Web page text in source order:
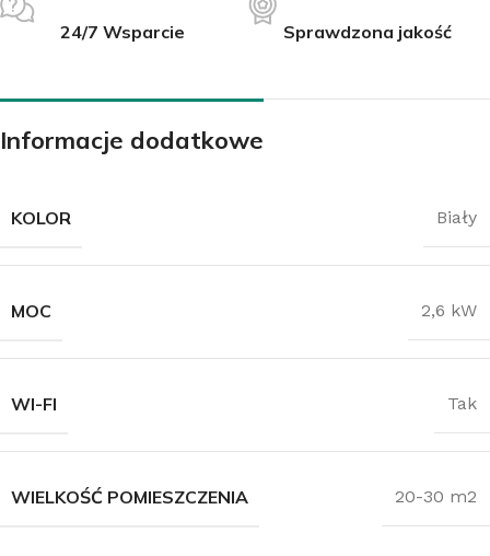
24/7 Wsparcie Sprawdzona jakość
Informacje dodatkowe
KOLOR Biały
MOC 2,6 kW
WI-FI Tak
WIELKOŚĆ POMIESZCZENIA 20-30 m2